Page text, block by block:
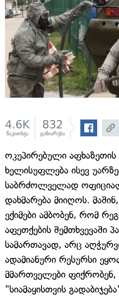
4.6K
წაკითხვა
832
გაზიარება
ოკუპირებული
ხელისუფლება ისევ
საბრძოლველად
დახმარება მიიღოს.
ექიმები ამბობენ, რომ
აფეთქების შემთხვევაში
სამართავად, არც
ადამიანური რესურსი
მმართველები
"სიამაყისთვის